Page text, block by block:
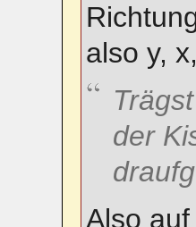
also y,
der
Also